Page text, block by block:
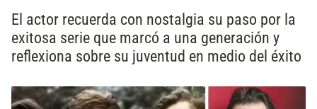
El actor recuerda con nostalgia su paso por la
exitosa serie que marcó a una generación y
reflexiona sobre su juventud en medio del éxito